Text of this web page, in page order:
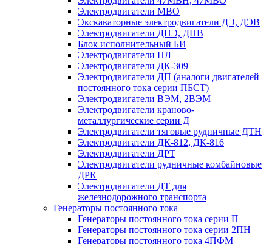
Электродвигатели MBO
Экскаваторные электродвигатели ДЭ, ДЭВ
Электродвигатели ДПЭ, ДПВ
Блок исполнительный БИ
Электродвигатели ПЛ
Электродвигатели ДК-309
Электродвигатели ДП (аналоги двигателей
постоянного тока серии ПБСТ)
Электродвигатели ВЭМ, 2ВЭМ
Электродвигатели краново-
металлургические серии Д
Электродвигатели тяговые рудничные ДТН
Электродвигатели ДК-812, ДК-816
Электродвигатели ДРТ
Электродвигатели рудничные комбайновые
ДРК
Электродвигатели ДТ для
железнодорожного транспорта
Генераторы постоянного тока
Генераторы постоянного тока серии П
Генераторы постоянного тока серии 2ПН
Генераторы постоянного тока 4ПФМ